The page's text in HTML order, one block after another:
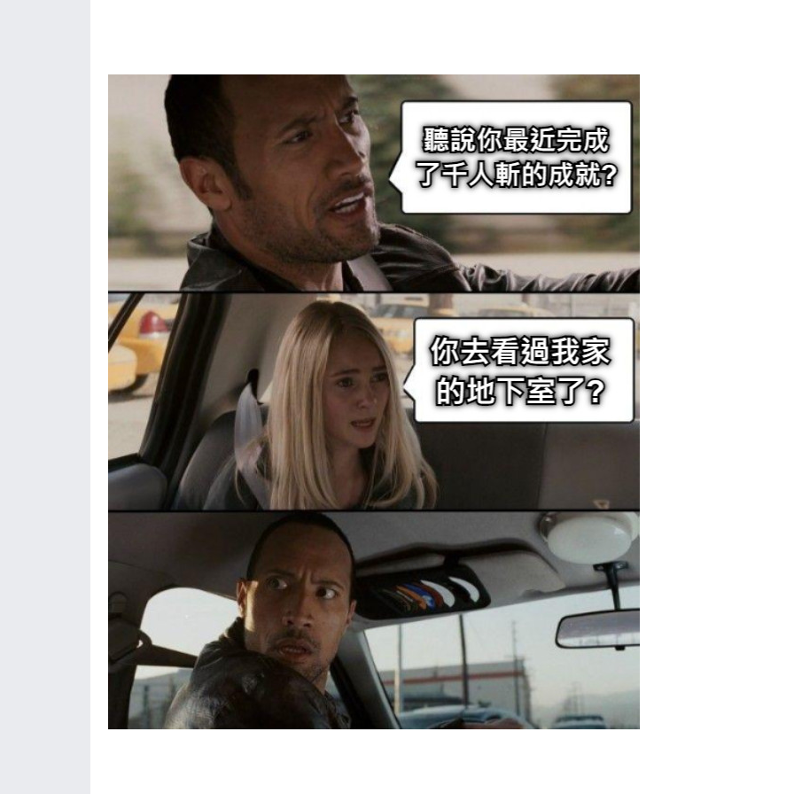
聽說你最近完成了千人斬的成
就? 你去看過我家的地下室了?
701個朋友分享了出去 , 你呢 ? 趕快分享給朋友看
吧~ 0 收藏
扫描二维码继续阅读
2 元 5 元
20 元 50 元
立刻支付
您没有权限发布内容，请购买会员或者提升权限。
忘记密码？找回